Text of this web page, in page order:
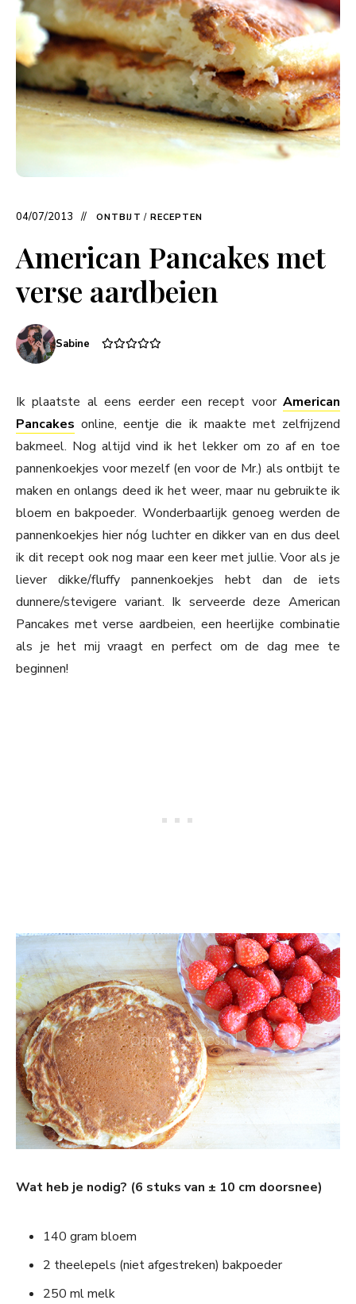
04/07/2013 ONTBIJT / RECEPTEN
American Pancakes met
verse aardbeien
Sabine
Ik plaatste al eens eerder een recept voor American
Pancakes online, eentje die ik maakte met zelfrijzend
bakmeel. Nog altijd vind ik het lekker om zo af en toe
pannenkoekjes voor mezelf (en voor de Mr.) als ontbijt te
maken en onlangs deed ik het weer, maar nu gebruikte ik
bloem en bakpoeder. Wonderbaarlijk genoeg werden de
pannenkoekjes hier nóg luchter en dikker van en dus deel
ik dit recept ook nog maar een keer met jullie. Voor als je
liever dikke/fluffy pannenkoekjes hebt dan de iets
dunnere/stevigere variant. Ik serveerde deze American
Pancakes met verse aardbeien, een heerlijke combinatie
als je het mij vraagt en perfect om de dag mee te
beginnen!
Wat heb je nodig? (6 stuks van ± 10 cm doorsnee)
140 gram bloem
2 theelepels (niet afgestreken) bakpoeder
250 ml melk